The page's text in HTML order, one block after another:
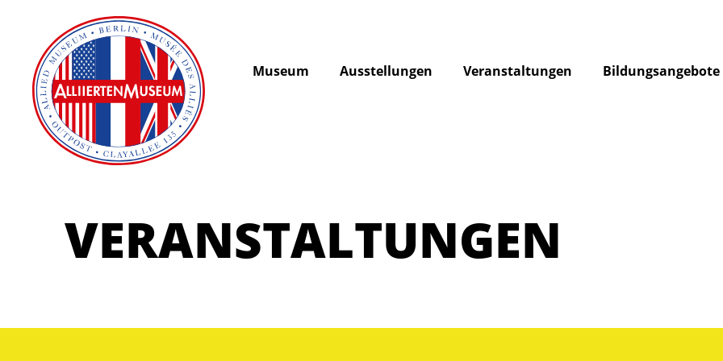
Museum Ausstellungen Veranstaltungen Bildungsangebote
VERANSTALTUNGEN